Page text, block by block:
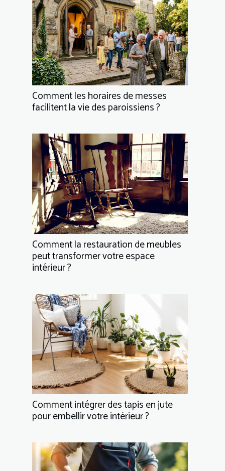
Comment les horaires de messes
facilitent la vie des paroissiens ?
Comment la restauration de meubles
peut transformer votre espace
intérieur ?
Comment intégrer des tapis en jute
pour embellir votre intérieur ?